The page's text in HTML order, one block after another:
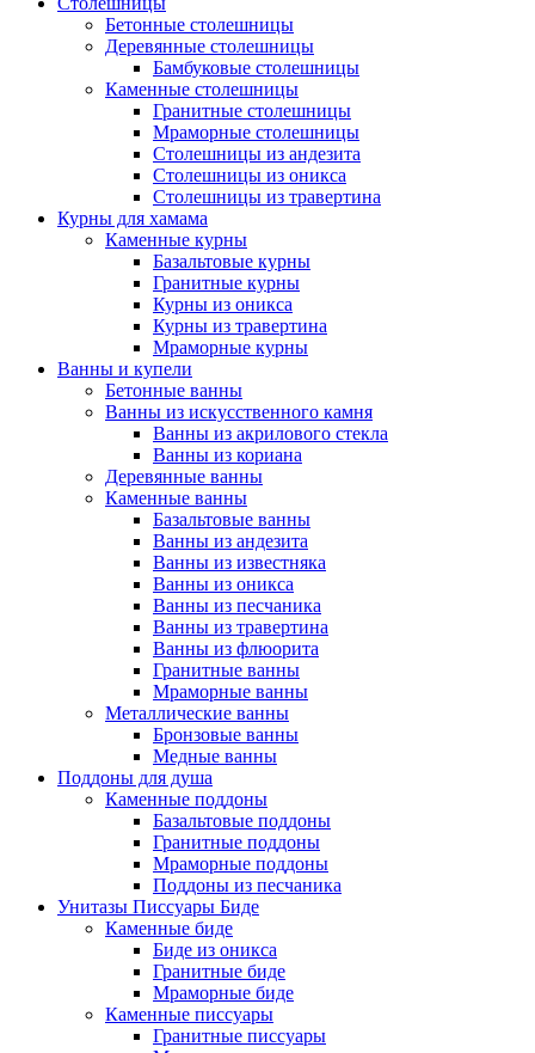
Бетонные столешницы
Деревянные столешницы
Бамбуковые столешницы
Каменные столешницы
Гранитные столешницы
Мраморные столешницы
Столешницы из андезита
Столешницы из оникса
Столешницы из травертина
Курны для хамама
Каменные курны
Базальтовые курны
Гранитные курны
Курны из оникса
Курны из травертина
Мраморные курны
Ванны и купели
Бетонные ванны
Ванны из искусственного камня
Ванны из акрилового стекла
Ванны из кориана
Деревянные ванны
Каменные ванны
Базальтовые ванны
Ванны из андезита
Ванны из известняка
Ванны из оникса
Ванны из песчаника
Ванны из травертина
Ванны из флюорита
Гранитные ванны
Мраморные ванны
Металлические ванны
Бронзовые ванны
Медные ванны
Поддоны для душа
Каменные поддоны
Базальтовые поддоны
Гранитные поддоны
Мраморные поддоны
Поддоны из песчаника
Унитазы Писсуары Биде
Каменные биде
Биде из оникса
Гранитные биде
Мраморные биде
Каменные писсуары
Гранитные писсуары